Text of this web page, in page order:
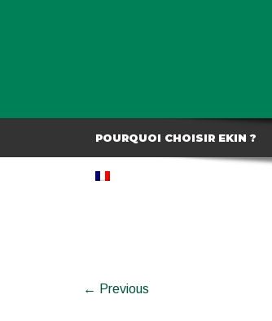
POURQUOI CHOISIR EKIN ?
← Previous